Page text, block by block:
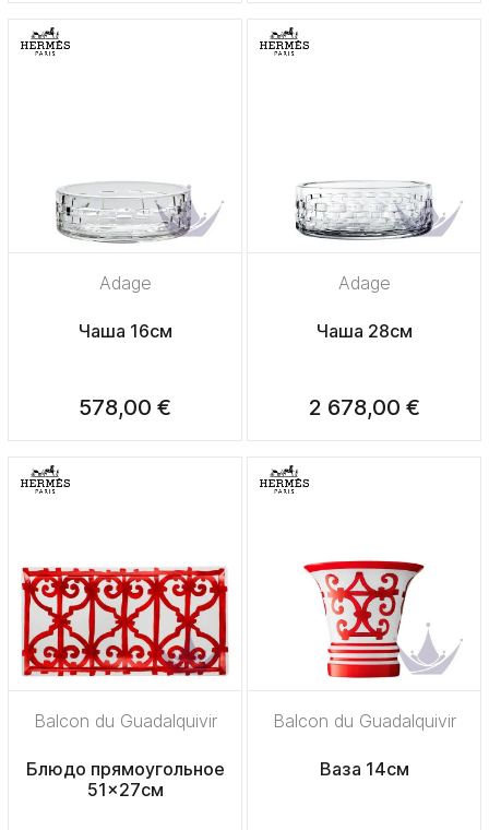
Adage
Чаша 16см
578,00 €
Adage
Чаша 28см
2 678,00 €
Balcon du Guadalquivir
Блюдо прямоугольное
51x27см
Balcon du Guadalquivir
Ваза 14см